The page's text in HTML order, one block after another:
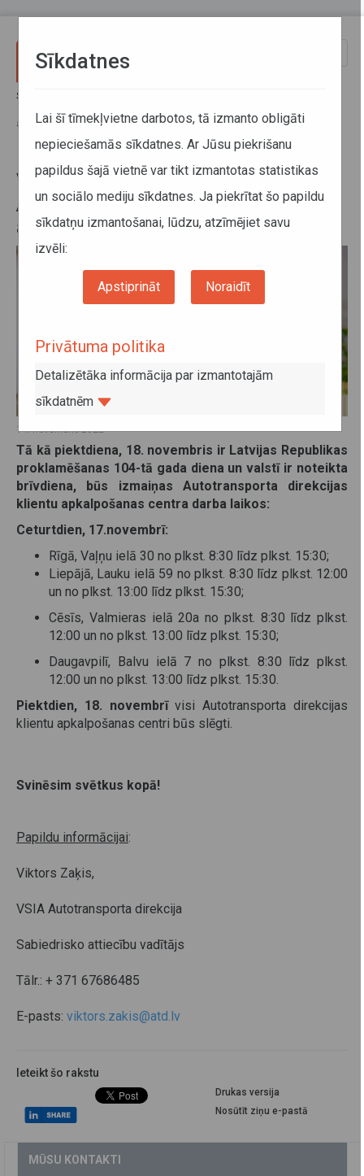
Sākums
apkalpošanas centru darba laikā
Valsts svētku laikā būs izmaiņas
Autotransporta direkcijas klientu
apkalpošanas centru darba laikā
14. novembris 2022
Tā kā piektdiena, 18. novembris ir Latvijas Republikas
proklamēšanas 104-tā gada diena un valstī ir noteikta
brīvdiena, būs izmaiņas Autotransporta direkcijas
klientu apkalpošanas centra darba laikos:
Ceturtdien, 17.novembrī:
Rīgā, Vaļņu ielā 30 no plkst. 8:30 līdz plkst. 15:30;
Liepājā, Lauku ielā 59 no plkst. 8:30 līdz plkst. 12:00
un no plkst. 13:00 līdz plkst. 15:30;
Cēsīs, Valmieras ielā 20a no plkst. 8:30 līdz plkst.
12:00 un no plkst. 13:00 līdz plkst. 15:30;
Daugavpilī, Balvu ielā 7 no plkst. 8:30 līdz plkst.
12:00 un no plkst. 13:00 līdz plkst. 15:30.
Piektdien, 18. novembrīvisi Autotransporta direkcijas
klientu apkalpošanas centri būs slēgti.
Svinēsim svētkus kopā!
Papildu informācijai:
Viktors Zaķis,
VSIA Autotransporta direkcija
Sabiedrisko attiecību vadītājs
Tālr.: + 371 67686485
E-pasts: viktors.zakis@atd.lv
Ieteikt šo rakstu
Drukas versija
Nosūtīt ziņu e-pastā
MŪSU KONTAKTI
Sīkdatnes
Lai šī tīmekļvietne darbotos, tā izmanto obligāti
nepieciešamās sīkdatnes. Ar Jūsu piekrišanu
papildus šajā vietnē var tikt izmantotas statistikas
un sociālo mediju sīkdatnes. Ja piekrītat šo papildu
sīkdatņu izmantošanai, lūdzu, atzīmējiet savu
izvēli:
Apstiprināt Noraidīt
Privātuma politika
Detalizētāka informācija par izmantotajām
sīkdatnēm